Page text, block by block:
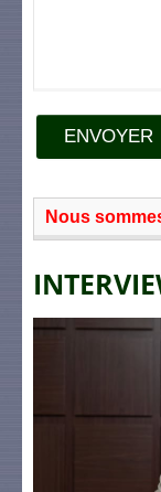
ENVOYER
Nous